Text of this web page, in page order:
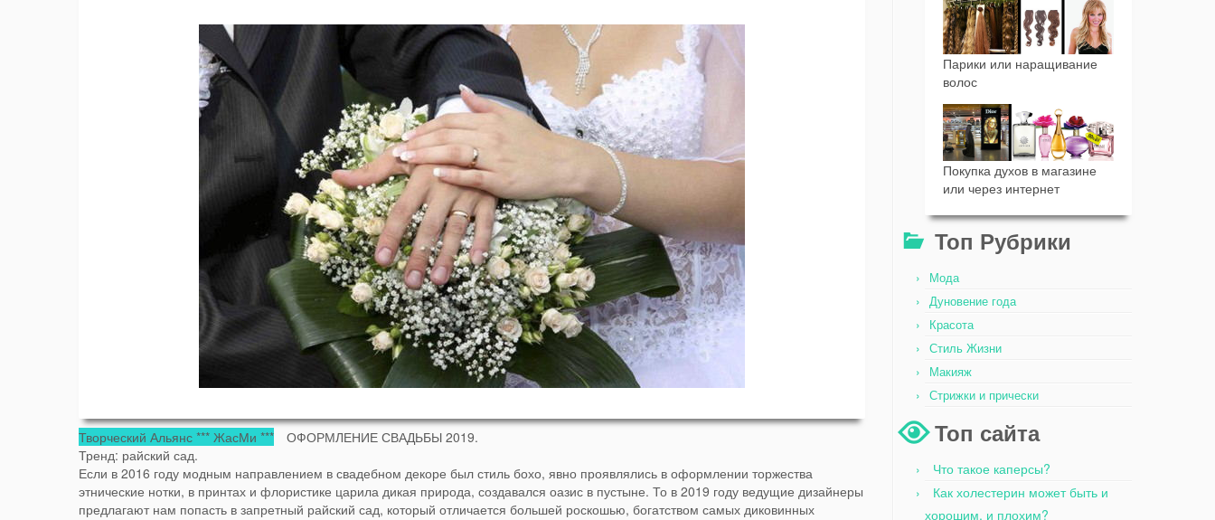
Творческий Альянс *** ЖасМи *** ОФОРМЛЕНИЕ СВАДЬБЫ 2019.
Тренд: райский сад.
Если в 2016 году модным направлением в свадебном декоре был стиль бохо, явно проявлялись в оформлении торжества
этнические нотки, в принтах и флористике царила дикая природа, создавался оазис в пустыне. То в 2019 году ведущие дизайнеры
предлагают нам попасть в запретный райский сад, который отличается большей роскошью, богатством самых диковинных
Парики или наращивание
волос
Покупка духов в магазине
или через интернет
Топ Рубрики
Мода
Дуновение года
Красота
Стиль Жизни
Макияж
Стрижки и прически
Топ сайта
Что такое каперсы?
Как холестерин может быть и
хорошим, и плохим?